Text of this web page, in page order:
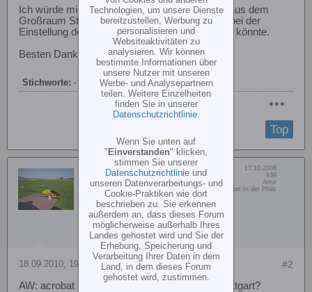
Ich würde mich sehr freuen, wenn mir jemand aus dem
Großraum Stuttgart (komme aus Denkendorf) bei der
Einstellung der T8FG (acrobat se)behilflich sein könnte.
Besten Dank und viele Grüße von Wolfram
Stichworte: -
Top
rutra
Gelöscht
Dabei seit:
17.10.2008
Beiträge:
939
Vorname:
Artur
Wohn/Flugort: In der Pfalz
#2
18.09.2010, 19:01
AW: acrobat se + T8Fg, Hilfe im Großraum Stuttgart?
Technologien, um unsere Dienste
bereitzustellen, Werbung zu
personalisieren und
Websiteaktivitäten zu
analysieren. Wir können
bestimmte Informationen über
unsere Nutzer mit unseren
Werbe- und Analysepartnern
teilen. Weitere Einzelheiten
finden Sie in unserer
Datenschutzrichtlinie.
Wenn Sie unten auf
"Einverstanden" klicken,
stimmen Sie unserer
Datenschutzrichtlinie und
unseren Datenverarbeitungs- und
Cookie-Praktiken wie dort
beschrieben zu. Sie erkennen
außerdem an, dass dieses Forum
möglicherweise außerhalb Ihres
Landes gehostet wird und Sie der
Erhebung, Speicherung und
Verarbeitung Ihrer Daten in dem
Land, in dem dieses Forum
gehostet wird, zustimmen.